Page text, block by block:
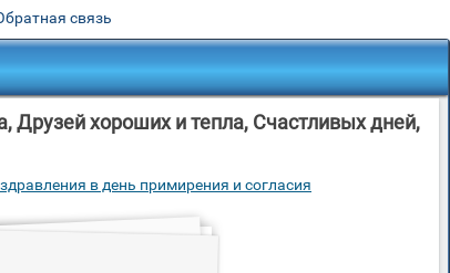
связь
Друзей хороших и тепла, Счастливых дней,
в день примирения и согласия